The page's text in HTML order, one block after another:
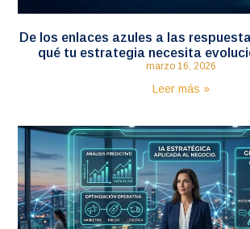
De los enlaces azules a las
qué tu estrategia necesita
marzo 16, 2026
Leer más »